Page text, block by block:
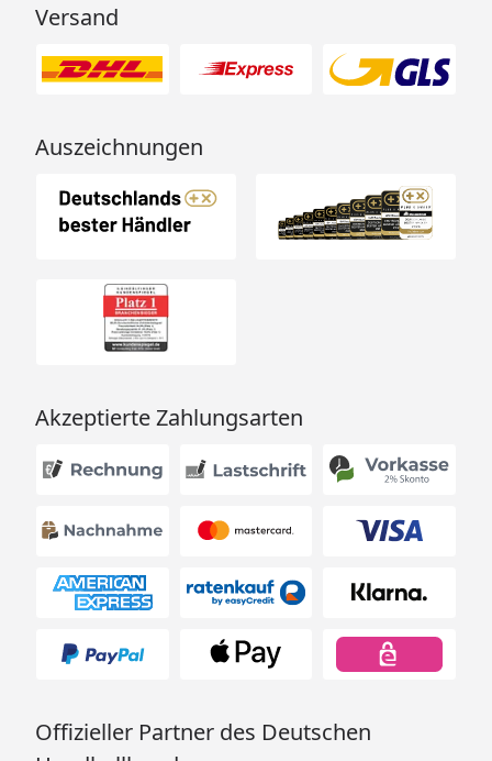
Versand
Auszeichnungen
Akzeptierte Zahlungsarten
Offizieller Partner des Deutschen